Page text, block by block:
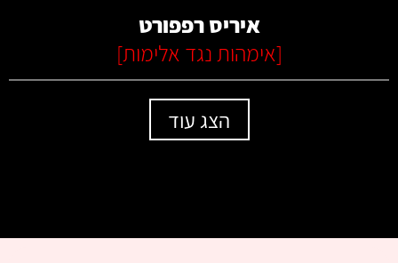
איריס רפפורט
[אימהות נגד אלימות]
הצג עוד